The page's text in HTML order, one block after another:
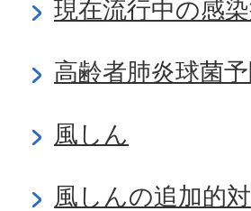
現在流行中の感
高齢者肺炎球菌
風しん
風しんの追加的